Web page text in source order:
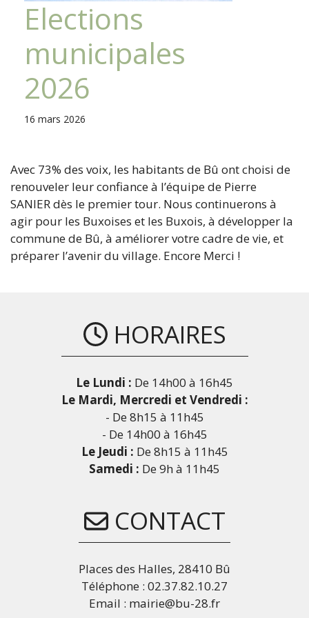
Elections
municipales
2026
16 mars 2026
Avec 73% des voix, les habitants de Bû ont choisi de
renouveler leur confiance à l’équipe de Pierre
SANIER dès le premier tour. Nous continuerons à
agir pour les Buxoises et les Buxois, à développer la
commune de Bû, à améliorer votre cadre de vie, et
préparer l’avenir du village. Encore Merci !
HORAIRES
Le Lundi : De 14h00 à 16h45
Le Mardi, Mercredi et Vendredi :
- De 8h15 à 11h45
- De 14h00 à 16h45
Le Jeudi : De 8h15 à 11h45
Samedi : De 9h à 11h45
CONTACT
Places des Halles, 28410 Bû
Téléphone : 02.37.82.10.27
Email : mairie@bu-28.fr